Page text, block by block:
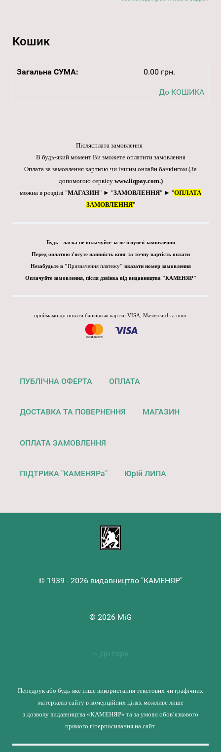
Кошик
Загальна СУМА: 0.00 грн.
До КОШИКА
Післясплата замовлення
В будь-який момент Ви зможете оплатити замовлення
Оплата за замовлення карткою чи іншим онлайн банкінгом (За
допомогою сервісу www.liqpay.com.)
можна в розділі "МАГАЗИН" ► "ЗАМОВЛЕННЯ" ► "ОПЛАТА
ЗАМОВЛЕННЯ"
Будь - ласка не оплачуйте за не існуючі замовлення
Перед оплатою з'ясуте наявність книг та точну вартість оплати
Незабудьте в "Призначення платежу" вказати номер замовлення
Оплачуйте замовлення, після дзвінка від видавництва "КАМЕНЯР"
приймамо до оплати банківські картки VISA, Mastercard та інші.
ПУБЛІЧНА ОФЕРТА ОПЛАТА
ДОСТАВКА ТА ПОВЕРНЕННЯ МАГАЗИН
ОПЛАТА ЗАМОВЛЕННЯ
ПІДТРИКА "КАМЕНЯРа" Юрій ЛИПА
© 1939 - 2026 видавництво "КАМЕНЯР"
© 2026 MiG
До гори
Передрук або будь-яке інше використання текстових чи графічних
матеріалів сайту в комерційних цілях можливе лише
з дозволу видавництва «КАМЕНЯР» та за умови обов’язкового
прямого гіперпосилання на сайт.